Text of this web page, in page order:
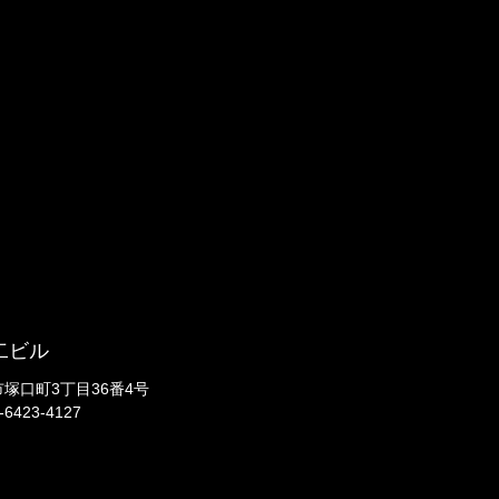
ビル
口町3丁目36番4号
-6423-4127